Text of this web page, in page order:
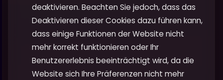
deaktivieren. Beachten Sie jedoch, dass das
Deaktivieren dieser Cookies dazu führen kann,
dass einige Funktionen der Website nicht
mehr korrekt funktionieren oder Ihr
Benutzererlebnis beeinträchtigt wird, da die
Website sich Ihre Präferenzen nicht mehr